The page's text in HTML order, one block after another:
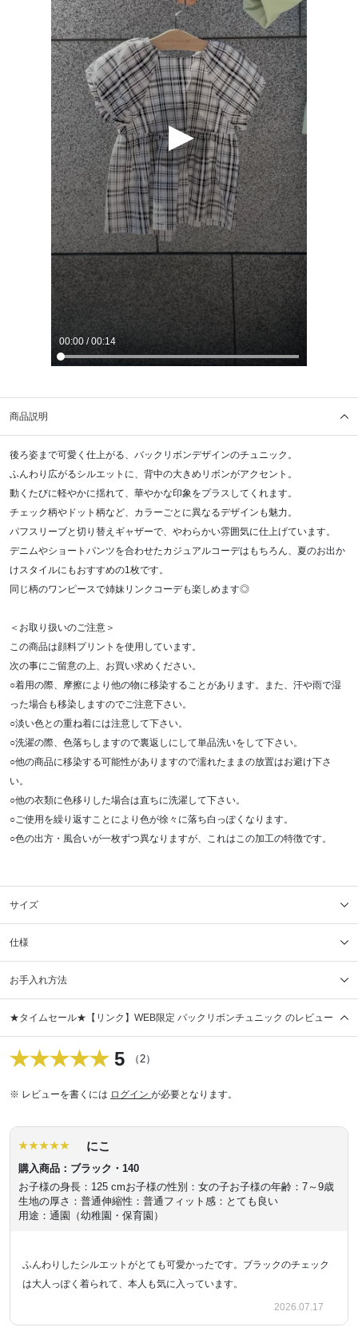
00:00 /00:14
商品説明
後ろ姿まで可愛く仕上がる、バックリボンデザインのチュニック。
ふんわり広がるシルエットに、背中の大きめリボンがアクセント。
動くたびに軽やかに揺れて、華やかな印象をプラスしてくれます。
チェック柄やドット柄など、カラーごとに異なるデザインも魅力。
パフスリーブと切り替えギャザーで、やわらかい雰囲気に仕上げています。
デニムやショートパンツを合わせたカジュアルコーデはもちろん、夏のお出か
けスタイルにもおすすめの1枚です。
同じ柄のワンピースで姉妹リンクコーデも楽しめます◎
＜お取り扱いのご注意＞
この商品は顔料プリントを使用しています。
次の事にご留意の上、お買い求めください。
○着用の際、摩擦により他の物に移染することがあります。また、汗や雨で湿
った場合も移染しますのでご注意下さい。
○淡い色との重ね着には注意して下さい。
○洗濯の際、色落ちしますので裏返しにして単品洗いをして下さい。
○他の商品に移染する可能性がありますので濡れたままの放置はお避け下さ
い。
○他の衣類に色移りした場合は直ちに洗濯して下さい。
○ご使用を繰り返すことにより色が徐々に落ち白っぽくなります。
○色の出方・風合いが一枚ずつ異なりますが、これはこの加工の特徴です。
サイズ
仕様
お手入れ方法
★タイムセール★【リンク】WEB限定 バックリボンチュニック のレビュー
5 （2）
※ レビューを書くには ログイン が必要となります。
にこ
購入商品：ブラック・140
お子様の身長：125 cmお子様の性別：女の子お子様の年齢：7～9歳
生地の厚さ：普通伸縮性：普通フィット感：とても良い
用途：通園（幼稚園・保育園）
ふんわりしたシルエットがとても可愛かったです。ブラックのチェック
は大人っぽく着られて、本人も気に入っています。
2026.07.17